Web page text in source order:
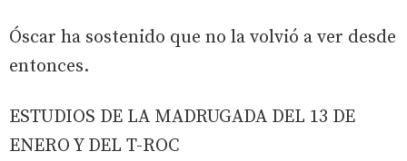
Óscar ha sostenido que no la volvió a ver desde
entonces.
ESTUDIOS DE LA MADRUGADA DEL 13 DE
ENERO Y DEL T-ROC